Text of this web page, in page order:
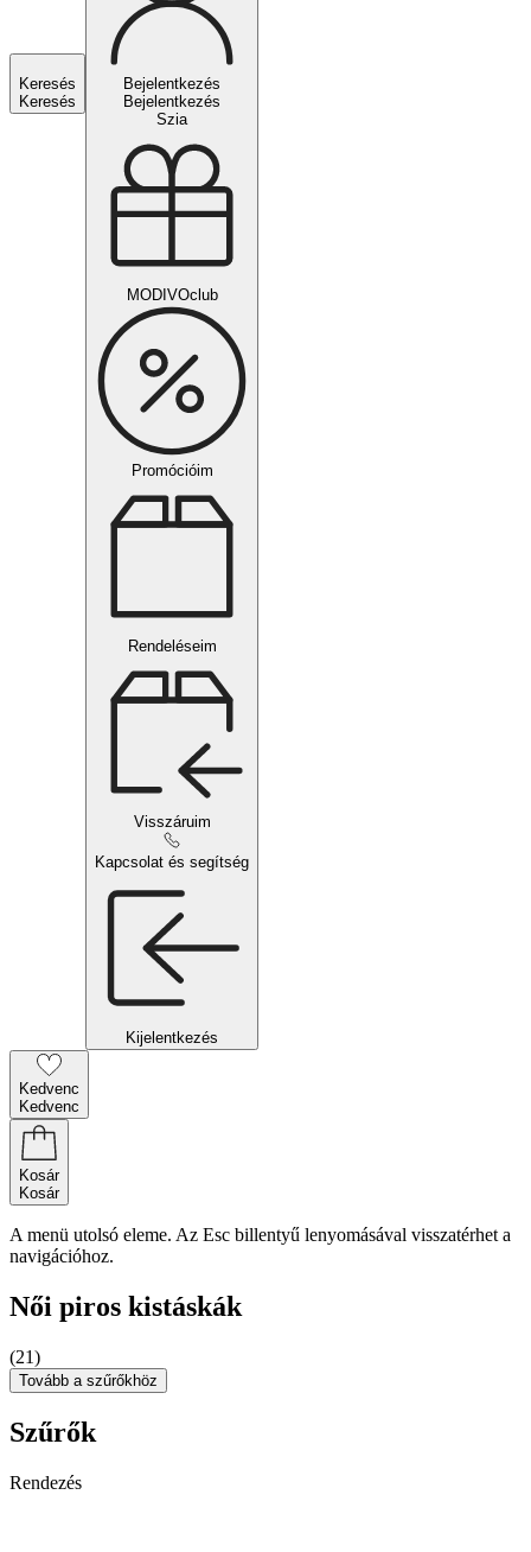
Keresés
Keresés
Bejelentkezés
Bejelentkezés
Szia
MODIVOclub
Promócióim
Rendeléseim
Visszáruim
Kapcsolat és segítség
Kijelentkezés
Kedvenc
Kedvenc
Kosár
Kosár
A menü utolsó eleme. Az Esc billentyű lenyomásával visszatérhet a
navigációhoz.
Női piros kistáskák
(21)
Tovább a szűrőkhöz
Szűrők
Rendezés